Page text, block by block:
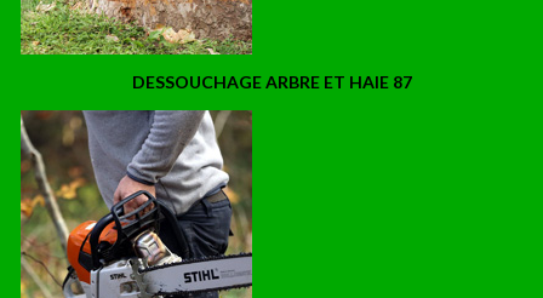
DESSOUCHAGE ARBRE ET HAIE 87